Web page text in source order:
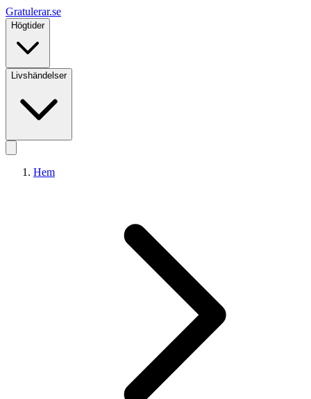
Gratulerar.se
Högtider
Livshändelser
Hem